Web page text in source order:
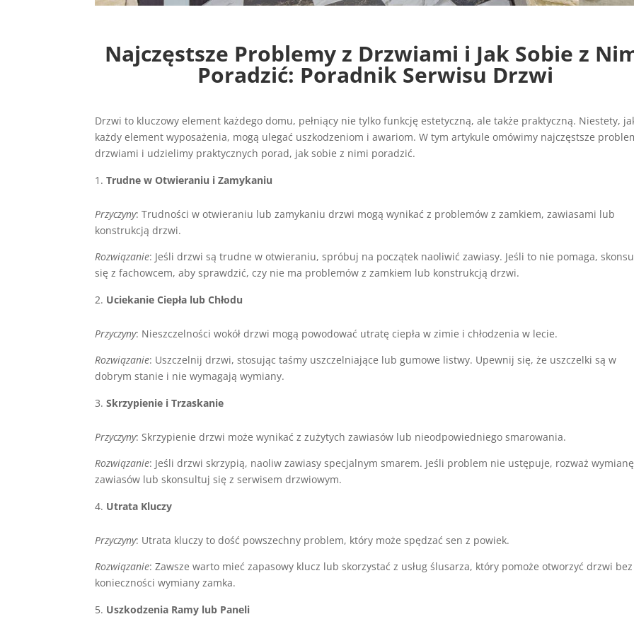
Najczęstsze Problemy z Drzwiami i Jak Sobie z
Poradzić: Poradnik Serwisu Drzwi
Drzwi to kluczowy element każdego domu, pełniący nie tylko funkcję estetyczną, ale także praktyczną. Niestety,
każdy element wyposażenia, mogą ulegać uszkodzeniom i awariom. W tym artykule omówimy najczęstsze
drzwiami i udzielimy praktycznych porad, jak sobie z nimi poradzić.
Trudne w Otwieraniu i Zamykaniu
Przyczyny: Trudności w otwieraniu lub zamykaniu drzwi mogą wynikać z problemów z zamkiem, zawiasami lub
konstrukcją drzwi.
Rozwiązanie: Jeśli drzwi są trudne w otwieraniu, spróbuj na początek naoliwić zawiasy. Jeśli to nie pomaga,
się z fachowcem, aby sprawdzić, czy nie ma problemów z zamkiem lub konstrukcją drzwi.
Uciekanie Ciepła lub Chłodu
Przyczyny: Nieszczelności wokół drzwi mogą powodować utratę ciepła w zimie i chłodzenia w lecie.
Rozwiązanie: Uszczelnij drzwi, stosując taśmy uszczelniające lub gumowe listwy. Upewnij się, że uszczelki są w
dobrym stanie i nie wymagają wymiany.
Skrzypienie i Trzaskanie
Przyczyny: Skrzypienie drzwi może wynikać z zużytych zawiasów lub nieodpowiedniego smarowania.
Rozwiązanie: Jeśli drzwi skrzypią, naoliw zawiasy specjalnym smarem. Jeśli problem nie ustępuje, rozważ wymianę
zawiasów lub skonsultuj się z serwisem drzwiowym.
Utrata Kluczy
Przyczyny: Utrata kluczy to dość powszechny problem, który może spędzać sen z powiek.
Rozwiązanie: Zawsze warto mieć zapasowy klucz lub skorzystać z usług ślusarza, który pomoże otworzyć drzwi bez
konieczności wymiany zamka.
Uszkodzenia Ramy lub Paneli